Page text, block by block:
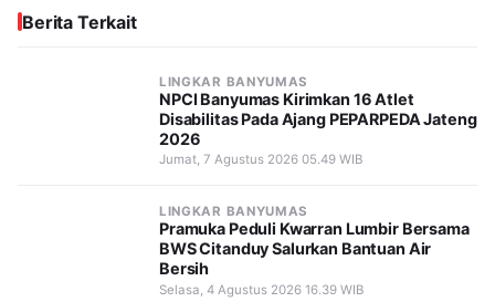
Berita Terkait
LINGKAR BANYUMAS
NPCI Banyumas Kirimkan 16 Atlet
Disabilitas Pada Ajang PEPARPEDA Jateng
2026
Jumat, 7 Agustus 2026 05.49 WIB
LINGKAR BANYUMAS
Pramuka Peduli Kwarran Lumbir Bersama
BWS Citanduy Salurkan Bantuan Air
Bersih
Selasa, 4 Agustus 2026 16.39 WIB